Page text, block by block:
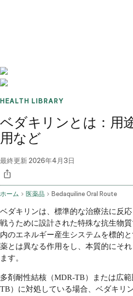
HEALTH LIBRARY
ベダキリンとは：用
用など
最終更新2026年4月3日
ホーム 医薬品 Bedaquiline Oral Route
ベダキリンは、標準的な治療法に反
戦うために設計された特殊な抗生物
内のエネルギー産生システムを標的
薬とは異なる作用をし、本質的にそ
ます。
多剤耐性結核（MDR-TB）または広
TB）に対処している場合、ベダキリ